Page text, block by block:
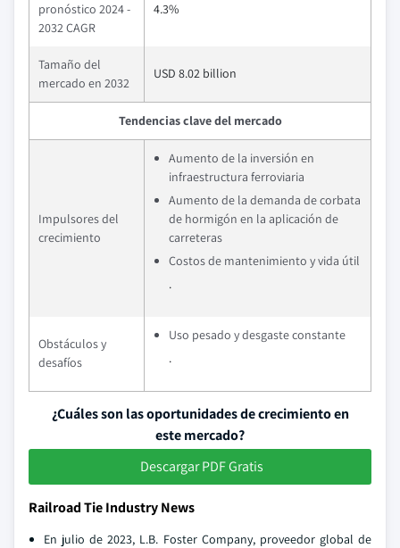
pronóstico 2024 -
2032 CAGR
4.3%
Tamaño del
mercado en 2032
USD 8.02 billion
Tendencias clave del mercado
Impulsores del
crecimiento
Aumento de la inversión en
infraestructura ferroviaria
Aumento de la demanda de corbata
de hormigón en la aplicación de
carreteras
Costos de mantenimiento y vida útil
.
Obstáculos y
desafíos
Uso pesado y desgaste constante
.
¿Cuáles son las oportunidades de crecimiento en
este mercado?
Descargar PDF Gratis
Railroad Tie Industry News
En julio de 2023, L.B. Foster Company, proveedor global de